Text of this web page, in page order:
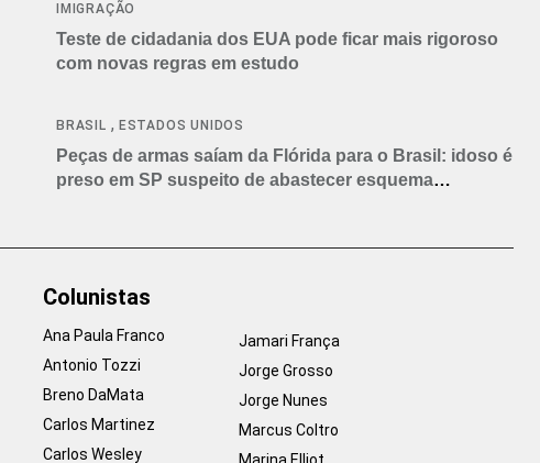
IMIGRAÇÃO
Teste de cidadania dos EUA pode ficar mais rigoroso
com novas regras em estudo
BRASIL , ESTADOS UNIDOS
Peças de armas saíam da Flórida para o Brasil: idoso é
preso em SP suspeito de abastecer esquema
Colunistas
Ana Paula Franco
Antonio Tozzi
Breno DaMata
Carlos Martinez
Carlos Wesley
Jamari França
Jorge Grosso
Jorge Nunes
Marcus Coltro